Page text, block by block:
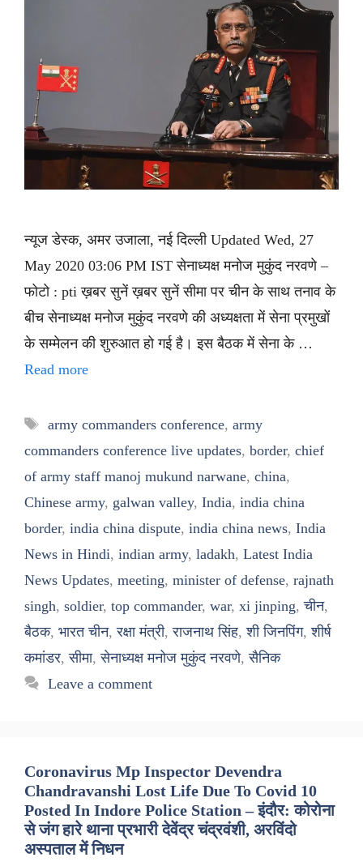
न्यूज डेस्क, अमर उजाला, नई दिल्ली Updated Wed, 27
May 2020 03:06 PM IST सेनाध्यक्ष मनोज मुकुंद नरवणे –
फोटो : pti ख़बर सुनें ख़बर सुनें सीमा पर चीन के साथ तनाव के
बीच सेनाध्यक्ष मनोज मुकुंद नरवणे की अध्यक्षता में सेना प्रमुखों
के सम्मेलन की शुरुआत हो गई है। इस बैठक में सेना के …
Read more
Tags
army commanders conference, army
commanders conference live updates, border, chief
of army staff manoj mukund narwane, china,
Chinese army, galwan valley, India, india china
border, india china dispute, india china news, India
News in Hindi, indian army, ladakh, Latest India
News Updates, meeting, minister of defense, rajnath
singh, soldier, top commander, war, xi jinping,चीन,
बैठक, भारत चीन,रक्षा मंत्री,राजनाथ सिंह,शी जिनपिंग,शीर्ष
कमांडर,सीमा,सेनाध्यक्ष मनोज मुकुंद नरवणे,सैनिक
Leave a comment
Coronavirus Mp Inspector Devendra
Chandravanshi Lost Life Due To Covid 10
Posted In Indore Police Station – इंदौर: कोरोना
से जंग हारे थाना प्रभारी देवेंद्र चंद्रवंशी, अरविंदो
अस्पताल में निधन